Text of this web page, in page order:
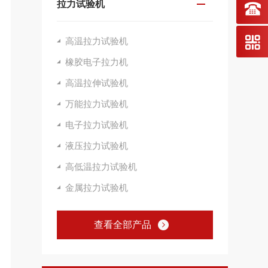
拉力试验机
高温拉力试验机
橡胶电子拉力机
高温拉伸试验机
万能拉力试验机
电子拉力试验机
液压拉力试验机
高低温拉力试验机
金属拉力试验机
查看全部产品